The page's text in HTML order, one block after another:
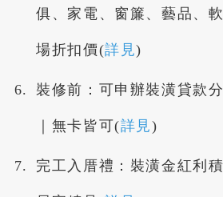
俱、家電、窗簾、藝品、
場折扣價(詳見)
裝修前：可申辦裝潢貸款
｜無卡皆可(詳見)
完工入厝禮：裝潢金紅利